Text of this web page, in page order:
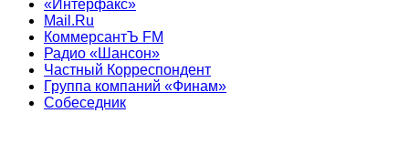
«Интерфакс»
Mail.Ru
КоммерсантЪ FM
Радио «Шансон»
Частный Корреспондент
Группа компаний «Финам»
Собеседник